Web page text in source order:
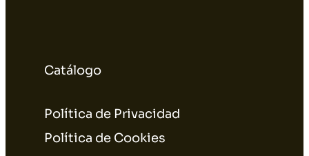
Catálogo
Política de Privacidad
Política de Cookies